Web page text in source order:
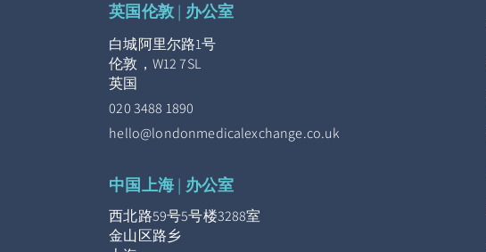
英国伦敦 | 办公室
白城阿里尔路1号
伦敦，W12 7SL
英国
020 3488 1890
hello@londonmedicalexchange.co.uk
中国上海 | 办公室
西北路59号5号楼3288室
金山区路乡